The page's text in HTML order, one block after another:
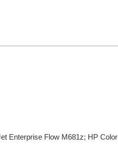
Enterprise Flow M681z; HP Color